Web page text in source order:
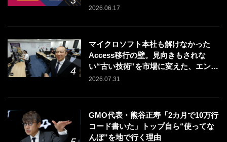
2026.06.17
マイクロソフト本社も解けなかった
Access移行の壁。見向きもされな
い“古い技術”を市場に変えた、エンジ
ニアの「戦う場所」の選び方
2026.07.31
GMO代表・熊谷正寿「2カ月で10万行
コード書いた」トップ自ら“使ってな
んぼ”を地で行く理由